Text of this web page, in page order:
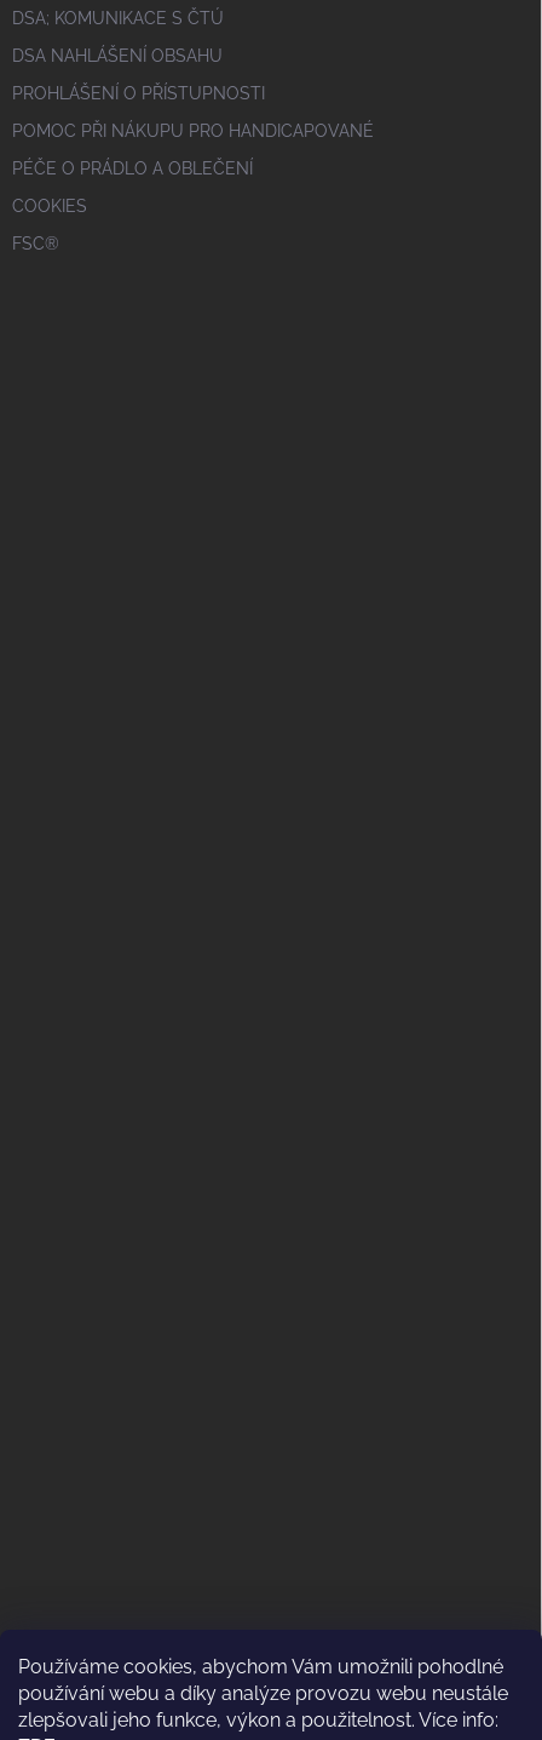
Používáme cookies, abychom Vám umožnili pohodlné
používání webu a díky analýze provozu webu neustále
zlepšovali jeho funkce, výkon a použitelnost. Více info:
DSA; KOMUNIKACE S ČTÚ
DSA NAHLÁŠENÍ OBSAHU
PROHLÁŠENÍ O PŘÍSTUPNOSTI
POMOC PŘI NÁKUPU PRO HANDICAPOVANÉ
PÉČE O PRÁDLO A OBLEČENÍ
COOKIES
FSC®
ODSTOUPENÍ OD KUPNÍ SMLOUVY
(VRÁCENÍ)